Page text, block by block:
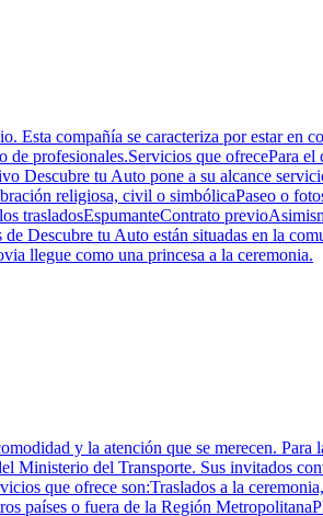
Esta compañía se caracteriza por estar en
profesionales.Servicios que ofrecePara el
Descubre tu Auto pone a su alcance
religiosa, civil o simbólicaPaseo o
trasladosEspumanteContrato
Descubre tu Auto están situadas en la
llegue como una princesa a la ceremonia.
y la atención que se merecen. Para
Ministerio del Transporte. Sus invitados
que ofrece son:Traslados a la
países o fuera de la Región